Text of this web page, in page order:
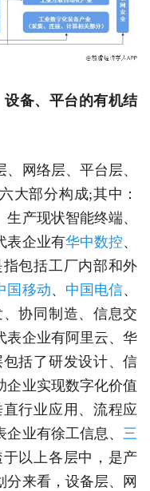
备、平台的有机结
网络层、平台层、
大部分构成;其中：
产现状智能终端、
表企业有华中数控、
包括工厂内部和外
国移动、 中国电信、
协同制造、信息交
表企业有阿里云、华
括了研发设计、信
企业实现数字化价值
行业应用、流程应
企业有徐工信息、三
以上各层中，是产
分来看，设备层、网